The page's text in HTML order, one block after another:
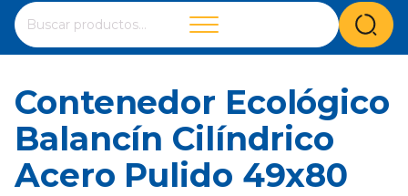
Buscar
por:
Cuando hay resultados autocompletados, puedes
Contenedor Ecológico
Balancín Cilíndrico
Acero Pulido 49x80